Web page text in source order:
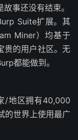
事还没有结束。
Suite扩展。其
Miner）均基于
贵的用户社区。无
都能做到。
/地区拥有40,000
的世界上使用最广